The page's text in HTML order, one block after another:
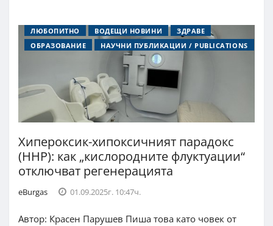
ЛЮБОПИТНО ВОДЕЩИ НОВИНИ
ЗДРАВЕ
ОБРАЗОВАНИЕ
НАУЧНИ ПУБЛИКАЦИИ / PUBLICATIONS
Хипероксик-хипоксичният парадокс
(HHP): как „кислородните флуктуации“
отключват регенерацията
eBurgas 01.09.2025г. 10:47ч.
Автор: Красен Парушев Пиша това като човек от